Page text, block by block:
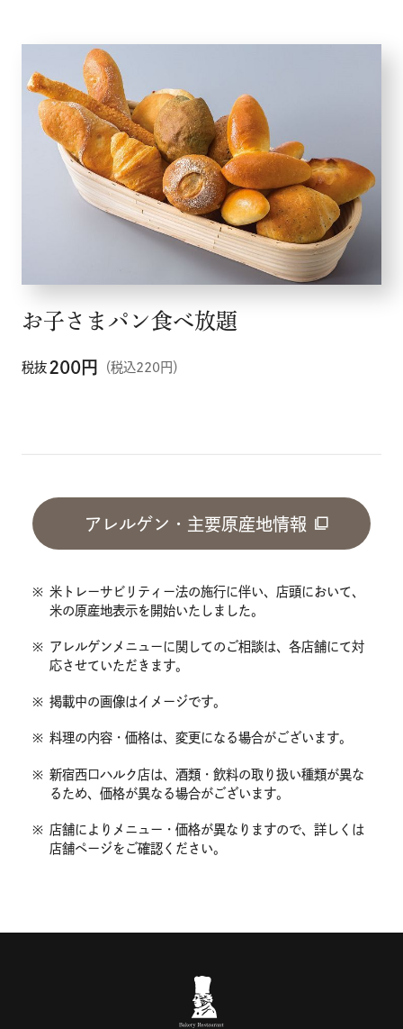
お子さまパン食べ放題
税抜 200円 （税込220円）
アレルゲン・主要原産地情報
※ 米トレーサビリティー法の施行に伴い、店頭において、
米の原産地表示を開始いたしました。
※ アレルゲンメニューに関してのご相談は、各店舗にて対
応させていただきます。
※ 掲載中の画像はイメージです。
※ 料理の内容・価格は、変更になる場合がございます。
※ 新宿西口ハルク店は、酒類・飲料の取り扱い種類が異な
るため、価格が異なる場合がございます。
※ 店舗によりメニュー・価格が異なりますので、詳しくは
店舗ページをご確認ください。